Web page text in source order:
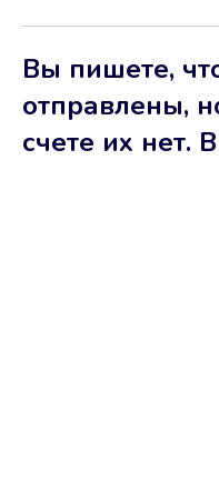
Вы пишете,
отправлены,
счете их нет.